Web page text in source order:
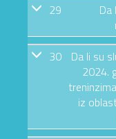
29
30
Da li su
2024.
iz